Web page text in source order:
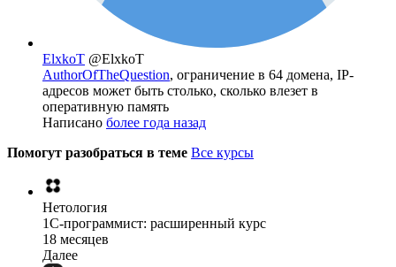
ElxkoT @ElxkoT
AuthorOfTheQuestion, ограничение в 64 домена, IP-
адресов может быть столько, сколько влезет в
оперативную память
Написано более года назад
Помогут разобраться в теме Все курсы
Нетология
1C-программист: расширенный курс
18 месяцев
Далее